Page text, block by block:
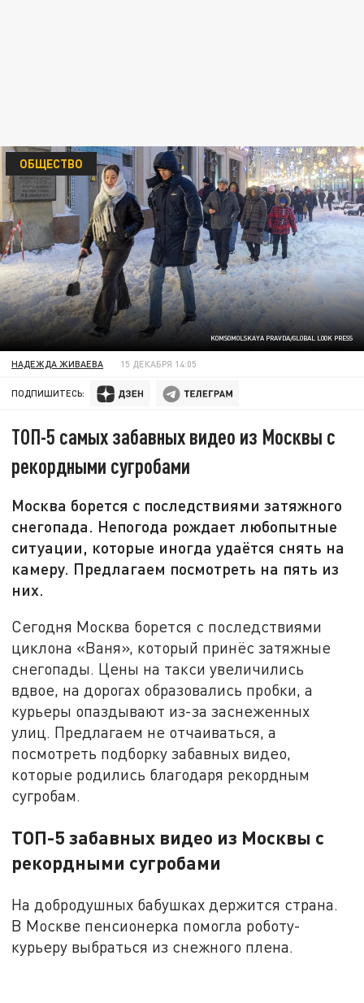
KOMSOMOLSKAYA PRAVDA/GLOBAL LOOK PRESS
ОБЩЕСТВО
НАДЕЖДА ЖИВАЕВА 15 ДЕКАБРЯ 14:05
ПОДПИШИТЕСЬ:
ТОП-5 самых забавных видео из Москвы с
рекордными сугробами
Москва борется с последствиями затяжного
снегопада. Непогода рождает любопытные
ситуации, которые иногда удаётся снять на
камеру. Предлагаем посмотреть на пять из
них.
Сегодня Москва борется с последствиями
циклона «Ваня», который принёс затяжные
снегопады. Цены на такси увеличились
вдвое, на дорогах образовались пробки, а
курьеры опаздывают из-за заснеженных
улиц. Предлагаем не отчаиваться, а
посмотреть подборку забавных видео,
которые родились благодаря рекордным
сугробам.
ТОП-5 забавных видео из Москвы с
рекордными сугробами
На добродушных бабушках держится страна.
В Москве пенсионерка помогла роботу-
курьеру выбраться из снежного плена.